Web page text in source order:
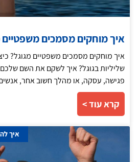
איך מוחקים מסמכים משפטיים
איך מוחקים מסמכים משפטיים מגוגל?
שליליות בגוגל? איך לשקם את השם
פגישה, עסקה, או מהלך חשוב אחר,
קרא עוד >
איך